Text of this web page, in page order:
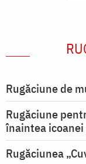
Rugăciune de
Rugăciune
înaintea
Rugăciunea